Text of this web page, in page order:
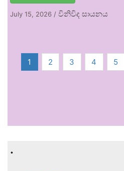
July 15, 2026 / විනිවිද සායනය
1 2 3 4 5
.